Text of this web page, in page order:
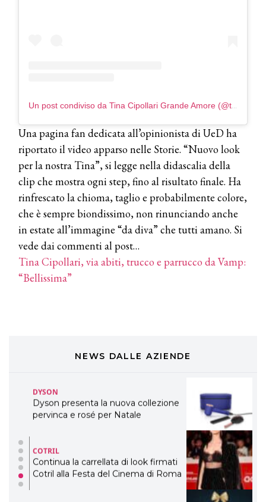
Un post condiviso da Tina Cipollari Grande Amore (@tinacipollarigrandeamore)
Una pagina fan dedicata all’opinionista di UeD ha
riportato il video apparso nelle Storie. “Nuovo look
per la nostra Tina”, si legge nella didascalia della
clip che mostra ogni step, fino al risultato finale. Ha
rinfrescato la chioma, taglio e probabilmente colore,
che è sempre biondissimo, non rinunciando anche
in estate all’immagine “da diva” che tutti amano. Si
vede dai commenti al post…
Tina Cipollari, via abiti, trucco e parrucco da Vamp:
“Bellissima”
NEWS DALLE AZIENDE
Continua la carrellata di look firmati
TONI&GUY
A Natale regala una doppia
TONI&GUY “Feel Good Experience”!
TONI&GUY
LABEL.M lancia la sua innovativa ed
eco-sostenibile linea di prodotti
professionali
DAVINES
Davines presenta cofanetti beauty
WELLNESS CONGRESS 2022: I
DYSON
Dyson presenta la nuova collezione
pervinca e rosé per Natale
COTRIL
Continua la carrellata di look firmati
Cotril alla Festa del Cinema di Roma